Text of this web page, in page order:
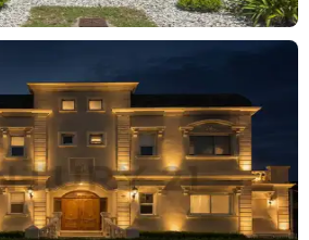
Emiliano Ricetti Matrícula CMCPDJLP
matriculado Claudio Fabricio
Matrícula CMCPDJLP 7339 / CMCPDJLP
y la conclusión de las
exclusivamente por él. En
de la Provincia de Buenos Aires,
Nacional 20.266, Ley 22.802 de Lealtad
Defensa al Consumidor, las normas del